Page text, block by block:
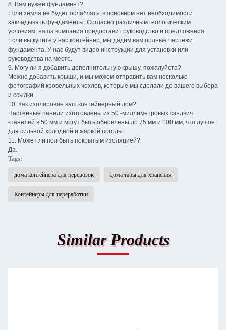
8. Вам нужен фундамент?
Если земля не будет ослаблять, в основном нет необходимости
закладывать фундаменты. Согласно различным геологическим
условиям, наша компания предоставит руководство и предложения.
Если вы купите у нас контейнер, мы дадим вам полные чертежи
фундамента. У нас будут видео инструкции для установки или
руководства на месте.
9. Могу ли я добавить дополнительную крышу, пожалуйста?
Можно добавить крыши, и мы можем отправить вам несколько
фотографий кровельных чехлов, которые мы сделали до вашего выбора
и ссылки.
10. Как изолирован ваш контейнерный дом?
Настенные панели изготовлены из 50 -миллиметровых сэндвич
-панелей в 50 мм и могут быть обновлены до 75 мм и 100 мм, что лучше
для сильной холодной и жаркой погоды.
11. Может ли пол быть покрытым изоляцией?
Да.
Tags:
дома контейнера для перевозок дома тары для хранения
Контейнеры для переработки
Similar Products